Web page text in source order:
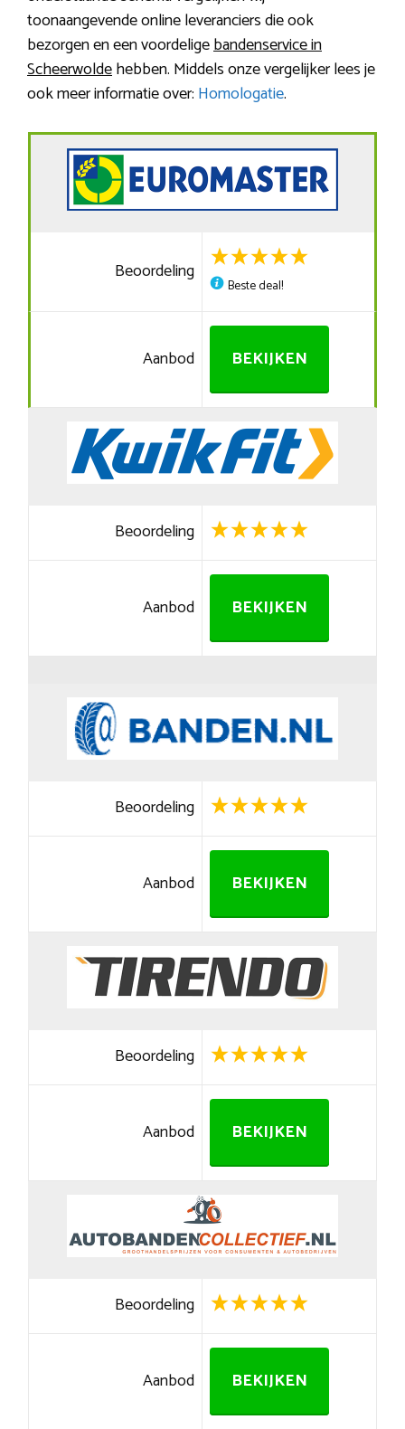
toonaangevende online leveranciers die ook
bezorgen en een voordeligebandenservice in
Scheerwoldehebben. Middels onze vergelijker lees je
ook meer informatie over: Homologatie.
Beoordeling
Beste deal!
Aanbod BEKIJKEN
Beoordeling
Aanbod BEKIJKEN
Beoordeling
Aanbod BEKIJKEN
Beoordeling
Aanbod BEKIJKEN
Beoordeling
Aanbod BEKIJKEN